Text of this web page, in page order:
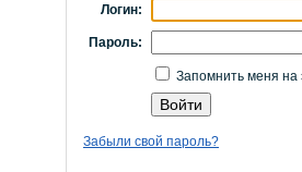
Логин:
Пароль:
Запомнить меня на
Забыли свой пароль?